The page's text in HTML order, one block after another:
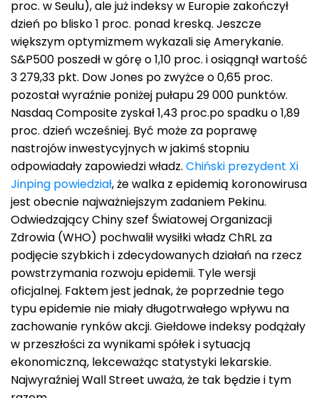
proc. w Seulu), ale już indeksy w Europie zakończył
dzień po blisko 1 proc. ponad kreską. Jeszcze
większym optymizmem wykazali się Amerykanie.
S&P500 poszedł w górę o 1,10 proc. i osiągnął wartość
3 279,33 pkt. Dow Jones po zwyżce o 0,65 proc.
pozostał wyraźnie poniżej pułapu 29 000 punktów.
Nasdaq Composite zyskał 1,43 proc.po spadku o 1,89
proc. dzień wcześniej. Być może za poprawę
nastrojów inwestycyjnych w jakimś stopniu
odpowiadały zapowiedzi władz. Chiński prezydent Xi
Jinping powiedział, że walka z epidemią koronowirusa
jest obecnie najważniejszym zadaniem Pekinu.
Odwiedzający Chiny szef Światowej Organizacji
Zdrowia (WHO) pochwalił wysiłki władz ChRL za
podjęcie szybkich i zdecydowanych działań na rzecz
powstrzymania rozwoju epidemii. Tyle wersji
oficjalnej. Faktem jest jednak, że poprzednie tego
typu epidemie nie miały długotrwałego wpływu na
zachowanie rynków akcji. Giełdowe indeksy podążały
w przeszłości za wynikami spółek i sytuacją
ekonomiczną, lekceważąc statystyki lekarskie.
Najwyraźniej Wall Street uważa, że tak będzie i tym